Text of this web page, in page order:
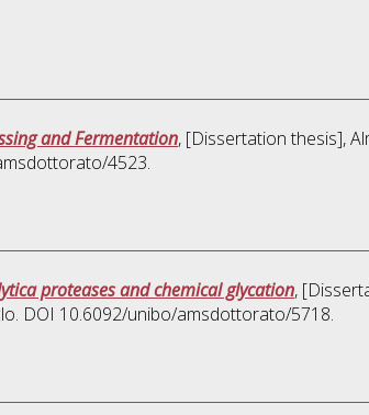
and Fermentation, [Dissertation thesis],
4523.
proteases and chemical glycation,
DOI 10.6092/unibo/amsdottorato/5718.